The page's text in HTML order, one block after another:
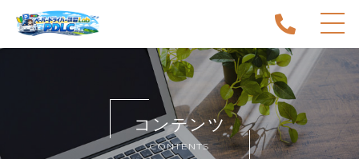
ホーム
当スクールについて
キャンペーン
料金表・コース
コンテンツ
CONTENTS